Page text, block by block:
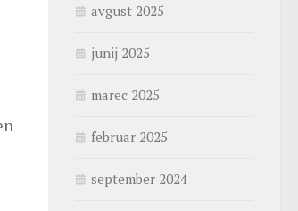
avgust 2025
junij 2025
marec 2025
februar 2025
september 2024